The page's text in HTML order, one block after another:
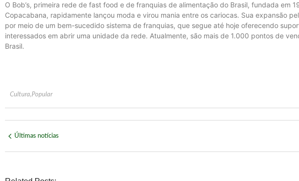
O Bob’s, primeira rede de fast food e de franquias de alimentação do Brasil, fundada em
Copacabana, rapidamente lançou moda e virou mania entre os cariocas. Sua expansão
por meio de um bem-sucedido sistema de franquias, que segue até hoje oferecendo
interessados em abrir uma unidade da rede. Atualmente, são mais de 1.000 pontos de
Brasil.
Cultura,Popular
Últimas notícias